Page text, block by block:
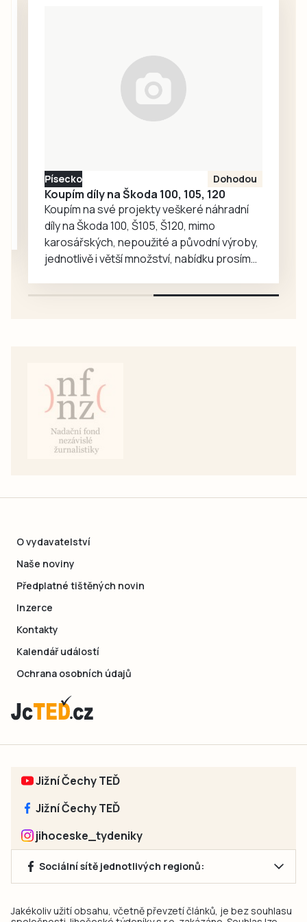
se až do 12. srpna.
Pak absolvují
přípravné zápasy
v…
Písecko Dohodou
Koupím díly na Škoda 100, 105, 120
Koupím na své projekty veškeré náhradní
díly na Škoda 100, Š105, Š120, mimo
karosářských, nepoužité a původní výroby,
jednotlivě i větší množství, nabídku prosím
O vydavatelství
Naše noviny
Předplatné tištěných novin
Inzerce
Kontakty
Kalendář událostí
Ochrana osobních údajů
Jižní Čechy TEĎ
Jižní Čechy TEĎ
jihoceske_tydeniky
Sociální sítě jednotlivých regionů:
Jakékoliv užití obsahu, včetně převzetí článků, je bez souhlasu